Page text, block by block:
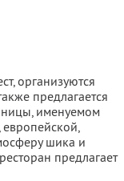
организуются
предлагается
именуемом
шика и
предлагает